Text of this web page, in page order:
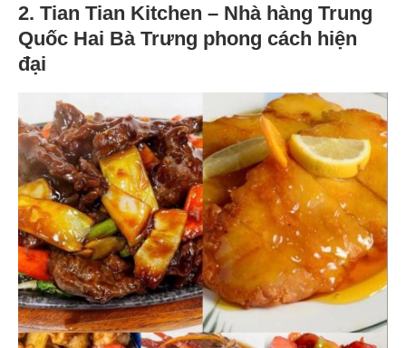
2. Tian Tian Kitchen – Nhà hàng Trung
Quốc Hai Bà Trưng phong cách hiện
đại